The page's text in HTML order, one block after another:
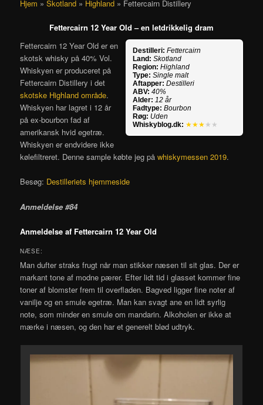
Hjem »Skotland » Highland » Fettercairn Distillery
Fettercairn 12 Year Old – en letdrikkelig dram
Destilleri: Fettercairn
Land: Skotland
Region: Highland
Type: Single malt
Aftapper: Destilleri
ABV: 40%
Alder: 12 år
Fadtype: Bourbon
Røg: Uden
Whiskyblog.dk: ★★★ ★★
Fettercairn 12 Year Old er en
skotsk whisky på 40% Vol.
Whiskyen er produceret på
Fettercairn Distillery i det
skotske Highland område.
Whiskyen har lagret i 12 år
på ex-bourbon fad af
amerikansk hvid egetræ.
Whiskyen er endvidere ikke
kølefiltreret. Denne sample købte jeg påwhiskymessen 2019.
Besøg: Destilleriets hjemmeside
Anmeldelse #84
Anmeldelse af Fettercairn 12 Year Old
NÆSE:
Man dufter straks frugt når man stikker næsen til sit glas. Der er
markant tone af modne pærer. Efter lidt tid i glasset kommer fine
toner af blomster frem til overfladen. Bagved ligger fine noter af
vanilje og en smule egetræ. Man kan svagt ane en lidt syrlig
note, som minder en smule om mandarin. Alkoholen er ikke at
mærke i næsen, og den har et generelt blød udtryk.